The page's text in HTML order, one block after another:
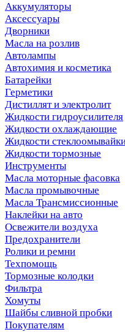
Аккумуляторы
Аксессуары
Дворники
Масла на розлив
Автолампы
Автохимия и косметика
Батарейки
Герметики
Дистиллят и электролит
Жидкости гидроусилителя
Жидкости охлаждающие
Жидкости
Жидкости тормозные
Инструменты
Масла моторные фасовка
Масла промывочные
Масла Трансмиссионные
Наклейки на авто
Освежители воздуха
Предохранители
Ролики и ремни
Техпомощь
Тормозные колодки
Фильтра
Хомуты
Шайбы сливной пробки
Покупателям